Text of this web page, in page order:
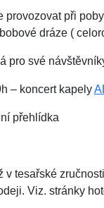
provozovat při
dráze (
pro své
– koncert kapely
přehlídka
tesařské
Viz. stránky